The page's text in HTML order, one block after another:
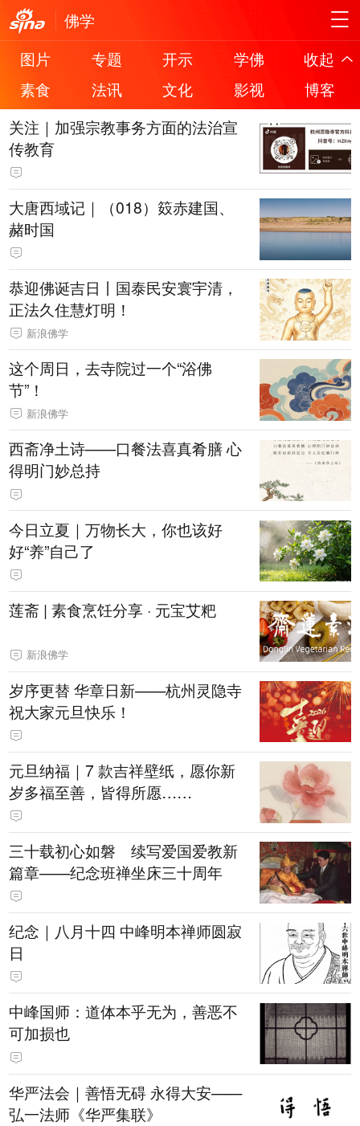
佛学
图片
专题 开示 学佛
收起
素食
法讯 文化 影视
博客
关注｜加强宗教事务方面的法治宣
传教育
大唐西域记｜（018）笯赤建国、
赭时国
恭迎佛诞吉日丨国泰民安寰宇清，
正法久住慧灯明！
新浪佛学
这个周日，去寺院过一个“浴佛
节”！
新浪佛学
西斋净土诗——口餐法喜真肴膳 心
得明门妙总持
今日立夏｜万物长大，你也该好
好“养”自己了
莲斋 | 素食烹饪分享 · 元宝艾粑
新浪佛学
岁序更替 华章日新——杭州灵隐寺
祝大家元旦快乐！
元旦纳福｜7 款吉祥壁纸，愿你新
岁多福至善，皆得所愿……
三十载初心如磐 续写爱国爱教新
篇章——纪念班禅坐床三十周年
纪念｜八月十四 中峰明本禅师圆寂
日
中峰国师：道体本乎无为，善恶不
可加损也
华严法会｜善悟无碍 永得大安——
弘一法师《华严集联》